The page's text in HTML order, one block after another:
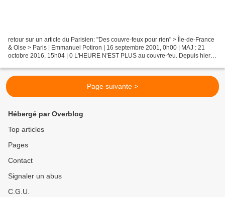
retour sur un article du Parisien: "Des couvre-feux pour rien" > Île-de-France
& Oise > Paris | Emmanuel Potiron | 16 septembre 2001, 0h00 | MAJ : 21
octobre 2016, 15h04 | 0 L'HEURE N'EST PLUS au couvre-feu. Depuis hier
Page suivante >
Hébergé par Overblog
Top articles
Pages
Contact
Signaler un abus
C.G.U.